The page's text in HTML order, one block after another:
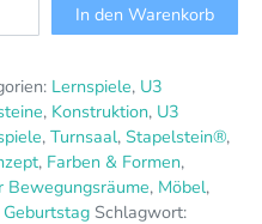
In den Warenkorb
Lernspiele, U3
, Konstruktion, U3
, Turnsaal, Stapelstein®,
, Farben & Formen,
Bewegungsräume, Möbel,
Geburtstag Schlagwort: